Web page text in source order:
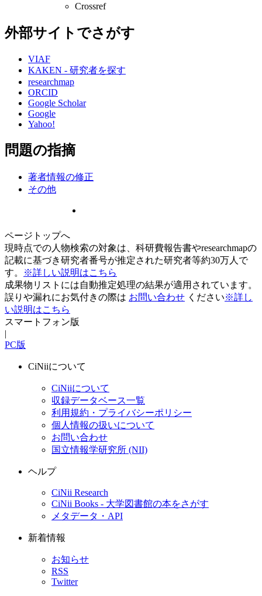
Crossref
外部サイトでさがす
VIAF
KAKEN - 研究者を探す
researchmap
ORCID
Google Scholar
Google
Yahoo!
問題の指摘
著者情報の修正
その他
ページトップへ
現時点での人物検索の対象は、科研費報告書やresearchmapの
記載に基づき研究者番号が推定された研究者等約30万人で
す。
※詳しい説明はこちら
成果物リストには自動推定処理の結果が適用されています。
誤りや漏れにお気付きの際は お問い合わせ ください※詳し
い説明はこちら
スマートフォン版
|
PC版
CiNiiについて
CiNiiについて
収録データベース一覧
利用規約・プライバシーポリシー
個人情報の扱いについて
お問い合わせ
国立情報学研究所 (NII)
ヘルプ
CiNii Research
CiNii Books - 大学図書館の本をさがす
メタデータ・API
新着情報
お知らせ
RSS
Twitter